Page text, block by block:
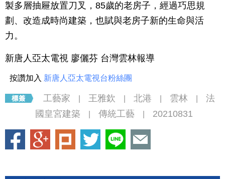
製多層抽屜放置刀叉，85歲的老房子，經過巧思規
劃、改造成時尚建築，也賦與老房子新的生命與活
力。
新唐人亞太電視 廖儷芬 台灣雲林報導
按讚加入 新唐人亞太電視台粉絲團
工藝家 王雅欽 北港 雲林
法
國皇宮建築
傳統工藝 20210831